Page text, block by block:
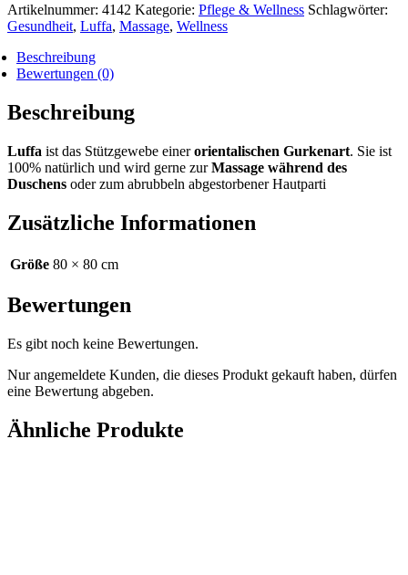
Artikelnummer: 4142 Kategorie: Pflege & Wellness Schlagwörter:
Gesundheit, Luffa, Massage, Wellness
Beschreibung
Bewertungen (0)
Beschreibung
Luffa ist das Stützgewebe einerorientalischen Gurkenart. Sie ist
100% natürlich und wird gerne zurMassage während des
Duschens oder zum abrubbeln abgestorbener Hautparti
Zusätzliche Informationen
Größe 80 × 80 cm
Bewertungen
Es gibt noch keine Bewertungen.
Nur angemeldete Kunden, die dieses Produkt gekauft haben, dürfen
eine Bewertung abgeben.
Ähnliche Produkte